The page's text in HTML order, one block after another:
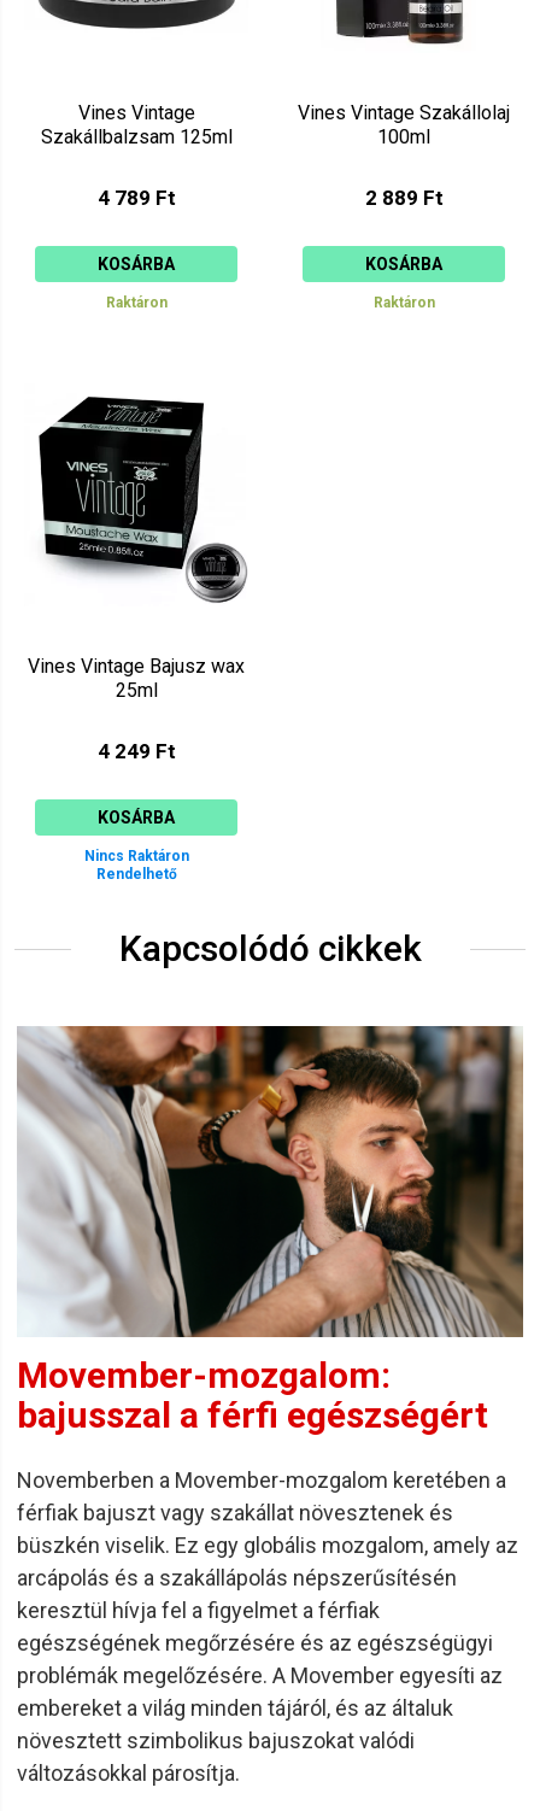
Vines Vintage
Szakállbalzsam 125ml
4 789 Ft
KOSÁRBA
Raktáron
Vines Vintage Szakállolaj
100ml
2 889 Ft
KOSÁRBA
Raktáron
Vines Vintage Bajusz wax
25ml
4 249 Ft
KOSÁRBA
Nincs Raktáron
Rendelhető
Kapcsolódó cikkek
Movember-mozgalom:
bajusszal a férfi egészségért
Novemberben a Movember-mozgalom keretében a
férfiak bajuszt vagy szakállat növesztenek és
büszkén viselik. Ez egy globális mozgalom, amely az
arcápolás és a szakállápolás népszerűsítésén
keresztül hívja fel a figyelmet a férfiak
egészségének megőrzésére és az egészségügyi
problémák megelőzésére. A Movember egyesíti az
embereket a világ minden tájáról, és az általuk
növesztett szimbolikus bajuszokat valódi
változásokkal párosítja.